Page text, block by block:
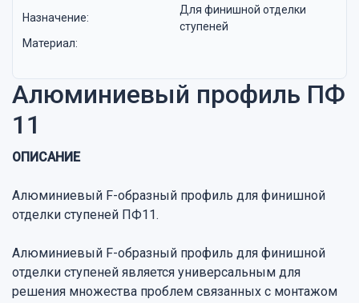
Назначение:
Для финишной отделки
ступеней
Материал:
Алюминиевый профиль ПФ
11
ОПИСАНИЕ
Алюминиевый F-образный профиль для финишной
отделки ступеней ПФ11.
Алюминиевый F-образный профиль для финишной
отделки ступеней является универсальным для
решения множества проблем связанных с монтажом